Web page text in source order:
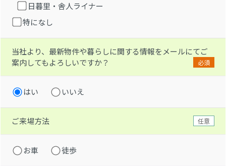
日暮里・舎人ライナー
特になし
当社より、最新物件や暮らしに関する情報をメールにてご
案内してもよろしいですか？
必須
はい いいえ
ご来場方法 任意
お車 徒歩